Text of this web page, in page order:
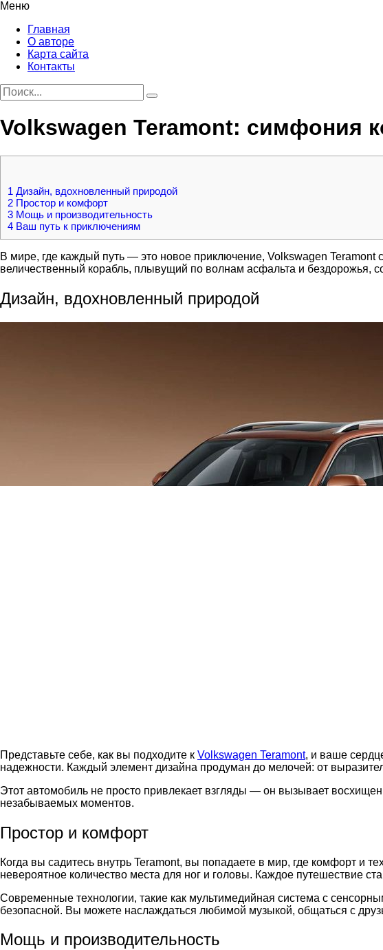
Меню
Главная
О авторе
Карта сайта
Контакты
Volkswagen Teramont: симфония
1 Дизайн, вдохновленный природой
2 Простор и комфорт
3 Мощь и производительность
4 Ваш путь к приключениям
В мире, где каждый путь — это новое приключение, Volkswagen
величественный корабль, плывущий по волнам асфальта и бездорожья,
Дизайн, вдохновленный природой
Представьте себе, как вы подходите к Volkswagen Teramont, и ваше
надежности. Каждый элемент дизайна продуман до мелочей: от
Этот автомобиль не просто привлекает взгляды — он вызывает
незабываемых моментов.
Простор и комфорт
Когда вы садитесь внутрь Teramont, вы попадаете в мир, где комфорт и
невероятное количество места для ног и головы. Каждое путешествие
Современные технологии, такие как мультимедийная система с
безопасной. Вы можете наслаждаться любимой музыкой, общаться с
Мощь и производительность